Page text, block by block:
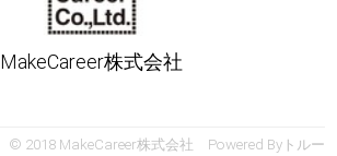
MakeCareer株式会社
© 2018 MakeCareer株式会社 Powered Byトルー